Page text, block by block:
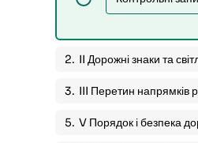
2. II Дорожні знаки та
3. III Перетин напрямків
5. V Порядок і безпека